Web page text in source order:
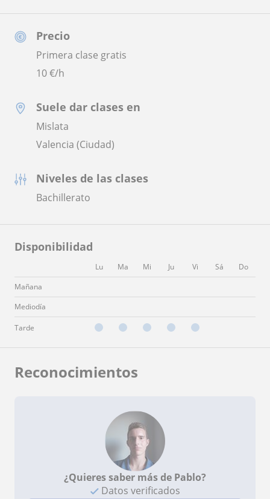
Precio
Primera clase gratis
10€/h
Suele dar clases en
Mislata
Valencia (Ciudad)
Niveles de las clases
Bachillerato
Disponibilidad
Lu Ma Mi Ju Vi Sá
Do
Mañana
Mediodía
Tarde
Reconocimientos
¿Quieres saber más de Pablo?
Datos verificados